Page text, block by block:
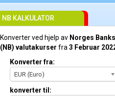
NB KALKULATOR
Konverter ved hjelp av Norges Banks
(NB) valutakurser fra3 Februar
Konverter fra:
EUR (Euro)
konverter til: